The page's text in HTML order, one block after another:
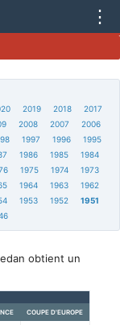
⋮
2019 2018
2017
2008 2007
2006
1997 1996
1995
1986 1985
1984
1975 1974
1973
1964 1963
1962
1953 1952
1951
obtient un
COUPE D'EUROPE